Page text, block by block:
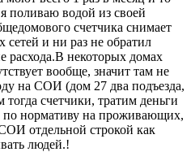
поливаю водой из своей
счетчика снимает
сетей и ни раз не обратил
расхода.В некоторых домах
вообще, значит там не
на СОИ (дом 27 два подъезда,
счетчики, тратим деньги
по нормативу на проживающих,
отдельной строкой как
людей.!